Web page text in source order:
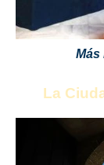
Más
La